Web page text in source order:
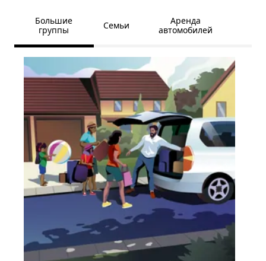
Большие
группы
Семьи
Аренда
автомобилей